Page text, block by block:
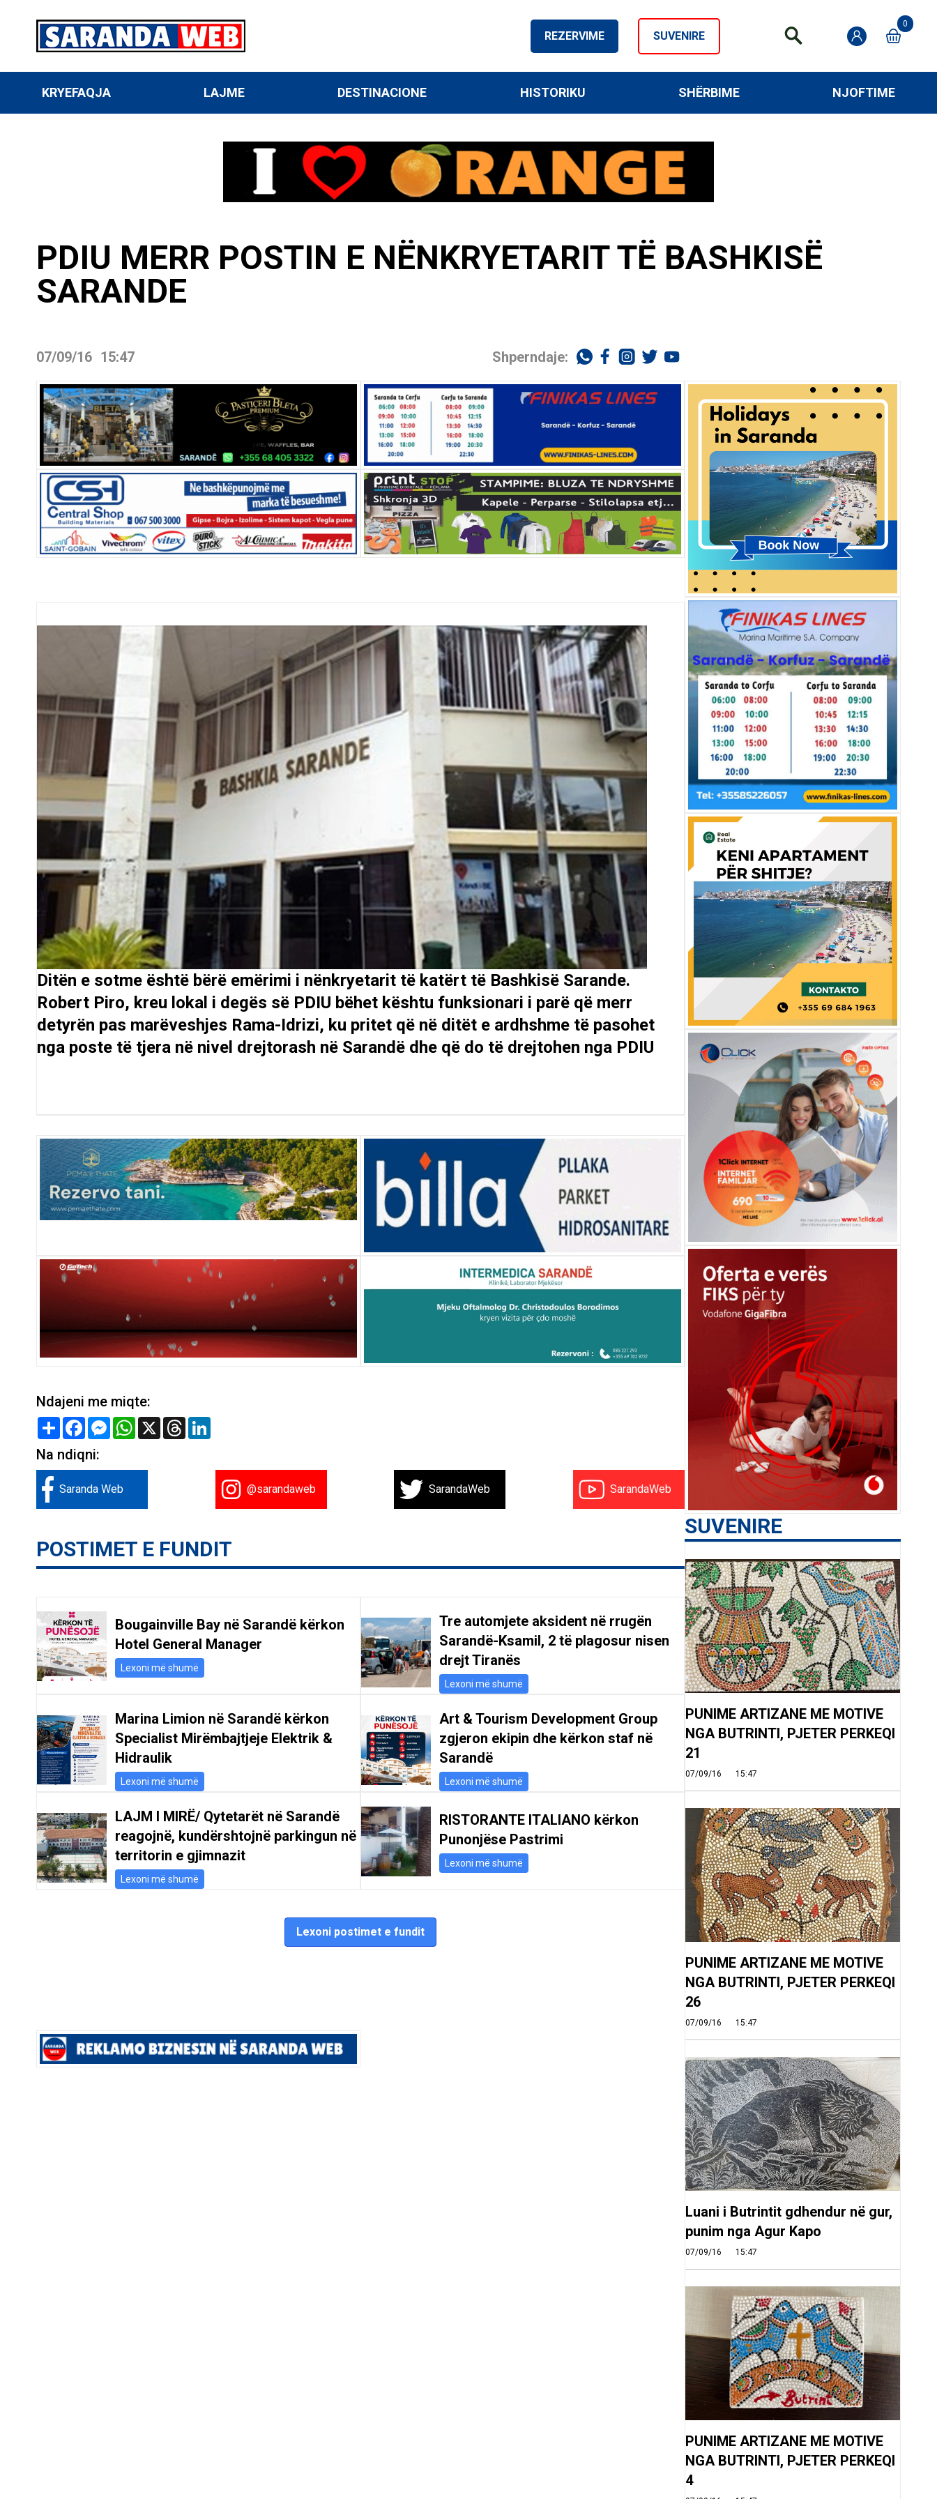
REZERVIME SUVENIRE
0
KRYEFAQJA LAJME DESTINACIONE HISTORIKU SHËRBIME NJOFTIME
PDIU MERR POSTIN E NËNKRYETARIT TË BASHKISË
SARANDE
07/09/16 15:47 Shperndaje:
Ditën e sotme është bërë emërimi i nënkryetarit të katërt të Bashkisë Sarande.
Robert Piro, kreu lokal i degës së PDIU bëhet kështu funksionari i parë që merr
detyrën pas marëveshjes Rama-Idrizi, ku pritet që në ditët e ardhshme të pasohet
nga poste të tjera në nivel drejtorash në Sarandë dhe që do të drejtohen nga PDIU
Ndajeni me miqte:
Share FacebookMessenger
WhatsApp
X Threads
Na ndiqni:
Saranda Web @sarandaweb SarandaWeb SarandaWeb
POSTIMET E FUNDIT
Bougainville Bay në Sarandë kërkon
Hotel General Manager
Lexoni më shumë
Tre automjete aksident në rrugën
Sarandë-Ksamil, 2 të plagosur nisen
drejt Tiranës
Lexoni më shumë
Marina Limion në Sarandë kërkon
Specialist Mirëmbajtjeje Elektrik &
Hidraulik
Lexoni më shumë
Art & Tourism Development Group
zgjeron ekipin dhe kërkon staf në
Sarandë
Lexoni më shumë
LAJM I MIRË/ Qytetarët në Sarandë
reagojnë, kundërshtojnë parkingun në
territorin e gjimnazit
Lexoni më shumë
RISTORANTE ITALIANO kërkon
Punonjëse Pastrimi
Lexoni më shumë
Lexoni postimet e fundit
SUVENIRE
PUNIME ARTIZANE ME MOTIVE
NGA BUTRINTI, PJETER PERKEQI
21
07/09/16 15:47
PUNIME ARTIZANE ME MOTIVE
NGA BUTRINTI, PJETER PERKEQI
26
07/09/16 15:47
Luani i Butrintit gdhendur në gur,
punim nga Agur Kapo
07/09/16 15:47
PUNIME ARTIZANE ME MOTIVE
NGA BUTRINTI, PJETER PERKEQI
4